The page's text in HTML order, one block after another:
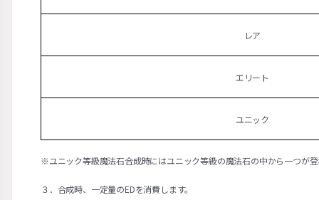
レア
エリート
ユニック
※ユニック等級魔法石合成時にはユニック等級の魔法石の中から一つが
３．合成時、一定量のEDを消費します。